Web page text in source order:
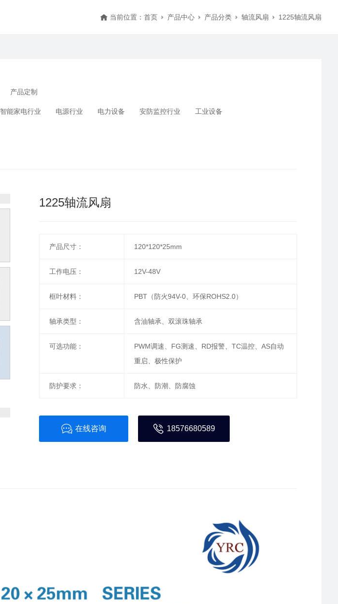
当前位置：首页 产品中心 产品分类 轴流风扇 1225轴流风扇
产品定制
智能家电行业 电源行业 电力设备 安防监控行业 工业设备
1225轴流风扇
产品尺寸： 120*120*25mm
工作电压： 12V-48V
框叶材料： PBT（防火94V-0、环保ROHS2.0）
轴承类型： 含油轴承、双滚珠轴承
可选功能：
PWM调速、FG测速、RD报警、TC温控、AS自动
重启、极性保护
防护要求： 防水、防潮、防腐蚀
在线咨询 18576680589